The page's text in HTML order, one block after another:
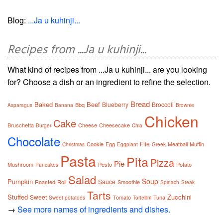
Blog: ...Ja u kuhinji...
Recipes from ...Ja u kuhinji...
What kind of recipes from ...Ja u kuhinji... are you looking
for? Choose a dish or an ingredient to refine the selection.
Asparagus Baked Banana Bbq Beef Blueberry Bread Broccoli Brownie
Bruschetta Burger Cake Cheese Cheesecake Chia Chicken
Chocolate Christmas Cookie Egg Eggplant File Greek Meatball Muffin
Mushroom Pancakes Pasta Pesto Pie PitaPizza Potato
Pumpkin Roasted Roll Salad Sauce Smoothie Soup Spinach Steak
Stuffed Sweet Sweet potatoes Tarts Tomato Tortellini Tuna Zucchini
→ See more names of ingredients and dishes.